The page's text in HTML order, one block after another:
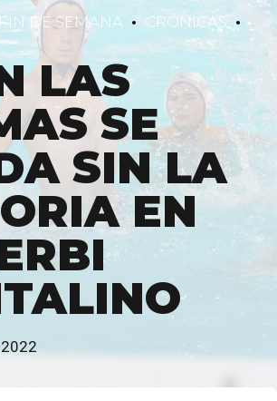
DE SEMANA
CRÓNICAS
LAS
SE
SIN LA
EN